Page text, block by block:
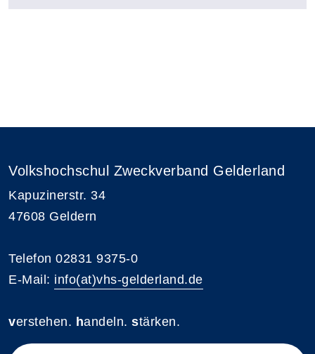
Volkshochschul Zweckverband Gelderland
Kapuzinerstr. 34
47608 Geldern
Telefon 02831 9375-0
E-Mail: info(at)vhs-gelderland.de
verstehen. handeln. stärken.